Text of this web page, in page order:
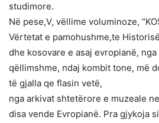
studimore.
Në pese,V, vëllime voluminoze,
Vërtetat e pamohushme,te
dhe kosovare e asaj evropianë,
qëllimshme, ndaj kombit tone, më
të gjalla qe flasin vetë,
nga arkivat shtetërore e muzeale
disa vende Evropianë. Pra gjykoja